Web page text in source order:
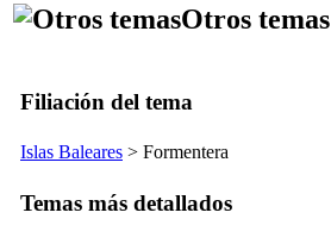
Otros temas
Filiación del tema
Islas Baleares > Formentera
Temas más detallados